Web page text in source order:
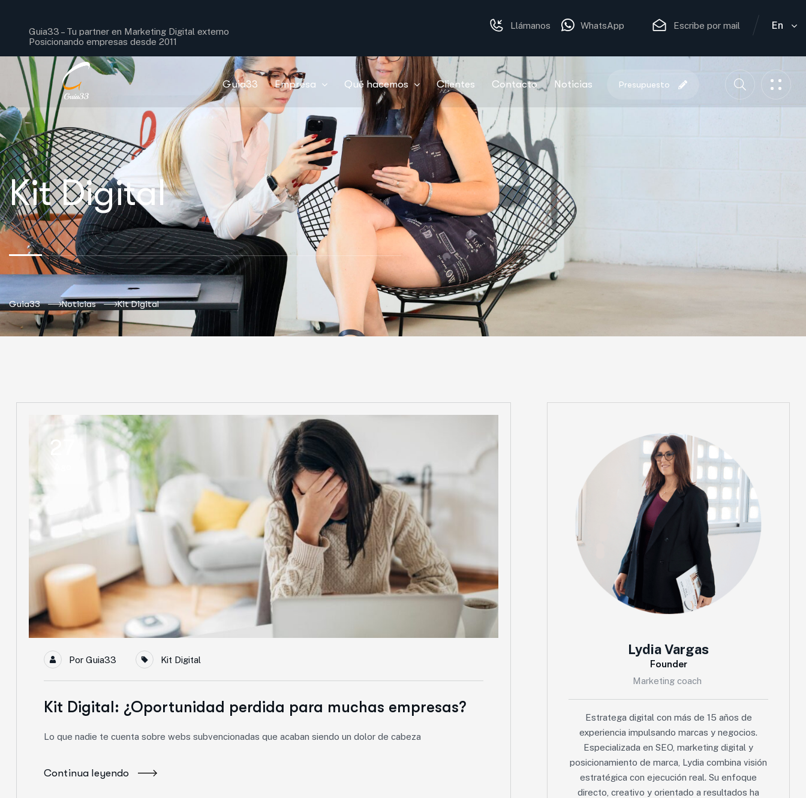
Guia33 – Tu partner en Marketing Digital externo
Posicionando empresas desde 2011
Llámanos WhatsApp Escribe por mail En
Guia33 Empresa Qué hacemos Clientes Contacto Noticias Presupuesto
Kit Digital
Guia33 Noticias Kit Digital
27
Por Guia33 Kit Digital
Kit Digital: ¿Oportunidad perdida para muchas empresas?
Lo que nadie te cuenta sobre webs subvencionadas que acaban siendo un dolor de cabeza
Continua leyendo
Lydia Vargas
Founder
Marketing coach
Estratega digital con más de 15 años de
experiencia impulsando marcas y negocios.
Especializada en SEO, marketing digital y
posicionamiento de marca, Lydia combina visión
estratégica con ejecución real. Su enfoque
directo, creativo y orientado a resultados ha